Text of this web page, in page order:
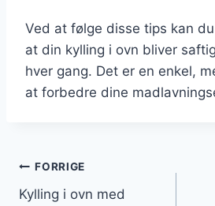
Ved at følge disse tips kan
at din kylling i ovn bliver
hver gang. Det er en enkel,
at forbedre dine
Indlægsnavigation
FORRIGE
Kylling i ovn med